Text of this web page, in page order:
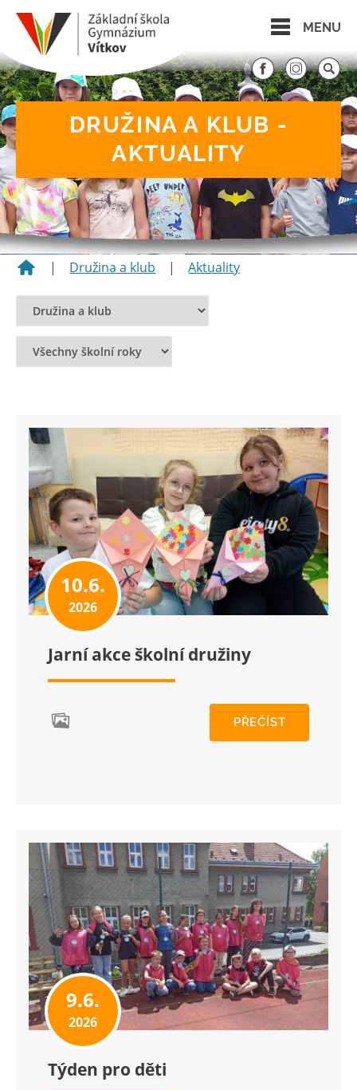
MENU
DRUŽINA A KLUB -
AKTUALITY
| Družina a klub | Aktuality
10.6.
2026
Jarní akce školní družiny
PŘEČÍST
9.6.
2026
Týden pro děti